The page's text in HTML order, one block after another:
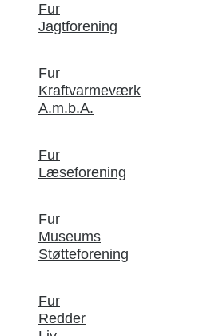
Fur
Jagtforening
Fur
Kraftvarmeværk
A.m.b.A.
Fur
Læseforening
Fur
Museums
Støtteforening
Fur
Redder